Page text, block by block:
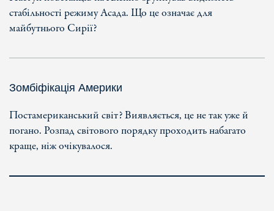
стабільності режиму Асада. Що це означає для
майбутнього Сирії?
Зомбіфікація Америки
Постамериканський світ? Виявляється, це не так уже й
погано. Розпад світового порядку проходить набагато
краще, ніж очікувалося.